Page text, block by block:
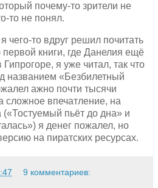
почему-то зрители не
то не понял.
чего-то вдруг решил почитать
книги, где Данелия ещё
я уже читал, так что
названием «Безбилетный
ажно почти тысячи
сложное впечатление, на
(«Тостуемый пьёт до дна» и
я денег пожалел, но
на пиратских ресурсах.
9 комментариев: